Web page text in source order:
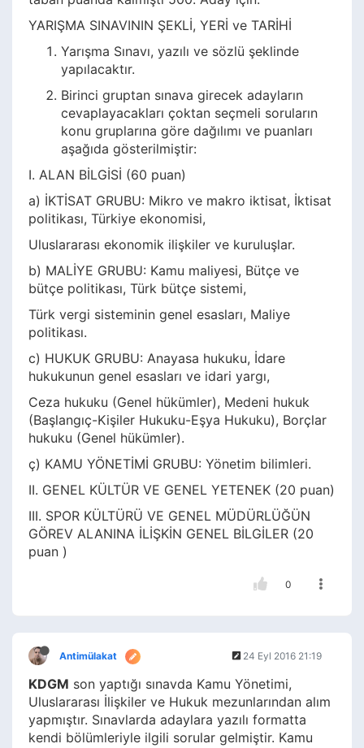
YARIŞMA SINAVININ ŞEKLİ, YERİ ve TARİHİ
Yarışma Sınavı, yazılı ve sözlü şeklinde
yapılacaktır.
Birinci gruptan sınava girecek adayların
cevaplayacakları çoktan seçmeli soruların
konu gruplarına göre dağılımı ve puanları
aşağıda gösterilmiştir:
I. ALAN BİLGİSİ (60 puan)
a) İKTİSAT GRUBU: Mikro ve makro iktisat, İktisat
politikası, Türkiye ekonomisi,
Uluslararası ekonomik ilişkiler ve kuruluşlar.
b) MALİYE GRUBU: Kamu maliyesi, Bütçe ve
bütçe politikası, Türk bütçe sistemi,
Türk vergi sisteminin genel esasları, Maliye
politikası.
c) HUKUK GRUBU: Anayasa hukuku, İdare
hukukunun genel esasları ve idari yargı,
Ceza hukuku (Genel hükümler), Medeni hukuk
(Başlangıç-Kişiler Hukuku-Eşya Hukuku), Borçlar
hukuku (Genel hükümler).
ç) KAMU YÖNETİMİ GRUBU: Yönetim bilimleri.
II. GENEL KÜLTÜR VE GENEL YETENEK (20 puan)
III. SPOR KÜLTÜRÜ VE GENEL MÜDÜRLÜĞÜN
GÖREV ALANINA İLİŞKİN GENEL BİLGİLER (20
puan )
0
Antimülakat 24 Eyl 2016 21:19
KDGM son yaptığı sınavda Kamu Yönetimi,
Uluslararası İlişkiler ve Hukuk mezunlarından alım
yapmıştır. Sınavlarda adaylara yazılı formatta
kendi bölümleriyle ilgili sorular gelmiştir. Kamu